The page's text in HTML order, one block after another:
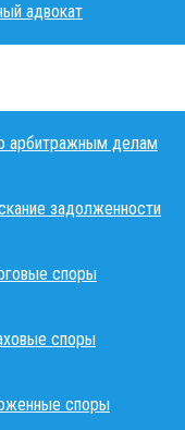
адвокат
арбитражным делам
задолженности
споры
споры
споры